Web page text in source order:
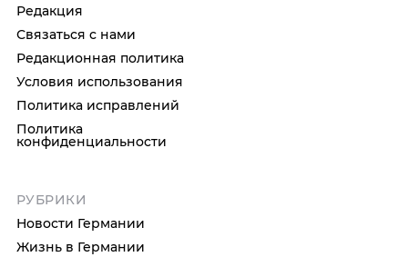
Редакция
Связаться с нами
Редакционная политика
Условия использования
Политика исправлений
Политика
конфиденциальности
РУБРИКИ
Новости Германии
Жизнь в Германии